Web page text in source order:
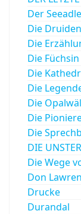
Der
Die Druiden
Die
Die Füchsin
Die
Die
Die
Die
Die
DIE
Die Wege
Don
Drucke
Durandal